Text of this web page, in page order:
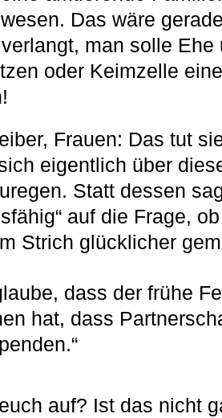
Das wäre
man solle Ehe
oder Keimzelle
Frauen: Das tut
eigentlich über
Statt dessen
auf die Frage,
Strich glücklicher
dass der frühe
hat, dass
auf? Ist das nicht